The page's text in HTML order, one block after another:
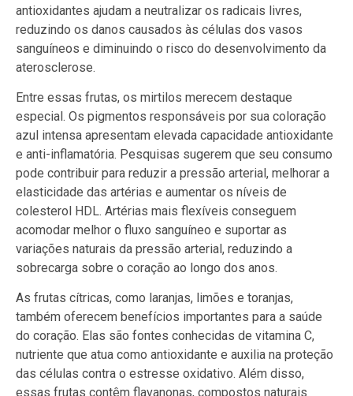
antioxidantes ajudam a neutralizar os radicais livres,
reduzindo os danos causados às células dos vasos
sanguíneos e diminuindo o risco do desenvolvimento da
aterosclerose.
Entre essas frutas, os mirtilos merecem destaque
especial. Os pigmentos responsáveis por sua coloração
azul intensa apresentam elevada capacidade antioxidante
e anti-inflamatória. Pesquisas sugerem que seu consumo
pode contribuir para reduzir a pressão arterial, melhorar a
elasticidade das artérias e aumentar os níveis de
colesterol HDL. Artérias mais flexíveis conseguem
acomodar melhor o fluxo sanguíneo e suportar as
variações naturais da pressão arterial, reduzindo a
sobrecarga sobre o coração ao longo dos anos.
As frutas cítricas, como laranjas, limões e toranjas,
também oferecem benefícios importantes para a saúde
do coração. Elas são fontes conhecidas de vitamina C,
nutriente que atua como antioxidante e auxilia na proteção
das células contra o estresse oxidativo. Além disso,
essas frutas contêm flavanonas, compostos naturais